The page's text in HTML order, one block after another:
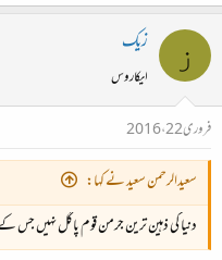
ز زیک
ایکاروس
فروری 22، 2016
سعیدالرحمن سعید نے کہا:
دنیا کی ذہین ترین جرمن قوم پاگل نہیں جس